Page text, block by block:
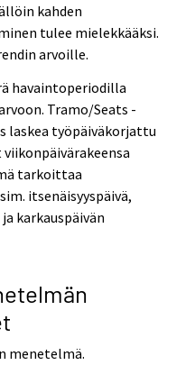
kahden
tulee mielekkääksi.
arvoille.
havaintoperiodilla
Tramo/Seats -
laskea työpäiväkorjattu
tarkoittaa
itsenäisyyspäivä,
karkauspäivän
menetelmä.